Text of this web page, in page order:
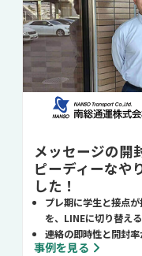
メッセージの開
ピーディーなや
した！
プレ期に学生と接点
を、LINEに切り替え
連絡の即時性と開封
事例を見る